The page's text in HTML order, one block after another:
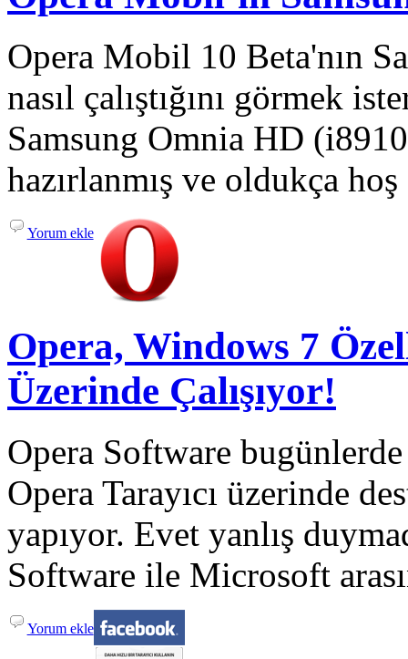
Opera Mobil 10 Beta'nın
nasıl çalıştığını görmek
Samsung Omnia HD
hazırlanmış ve oldukça
Yorum ekle
Opera, Windows 7
Üzerinde Çalışıyor!
Opera Software
Opera Tarayıcı üzerinde
yapıyor. Evet yanlış
Software ile Microsoft
Yorum ekle